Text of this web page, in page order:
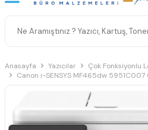
Anasayfa Yazıcılar
Çok Fonksiyonlu
Canon i-SENSYS MF465dw 5951C007